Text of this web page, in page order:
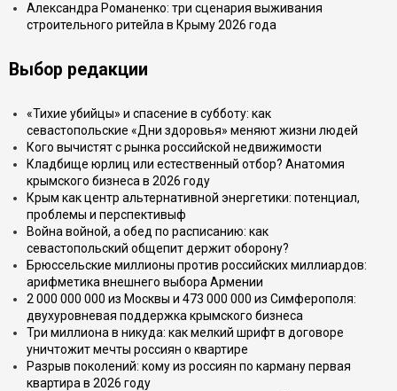
Александра Романенко: три сценария выживания
строительного ритейла в Крыму 2026 года
Выбор редакции
«Тихие убийцы» и спасение в субботу: как
севастопольские «Дни здоровья» меняют жизни людей
Кого вычистят с рынка российской недвижимости
Кладбище юрлиц или естественный отбор? Анатомия
крымского бизнеса в 2026 году
Крым как центр альтернативной энергетики: потенциал,
проблемы и перспективыф
Война войной, а обед по расписанию: как
севастопольский общепит держит оборону?
Брюссельские миллионы против российских миллиардов:
арифметика внешнего выбора Армении
2 000 000 000 из Москвы и 473 000 000 из Симферополя:
двухуровневая поддержка крымского бизнеса
Три миллиона в никуда: как мелкий шрифт в договоре
уничтожит мечты россиян о квартире
Разрыв поколений: кому из россиян по карману первая
квартира в 2026 году